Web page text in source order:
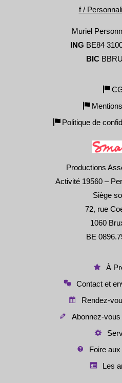
f /
Muriel
ING BE84
BIC
Politique de
Productions
Activité 19560 –
Siège
72, rue
1060
BE
À
Contact et
Rendez-
Abonnez-
Foire
Les